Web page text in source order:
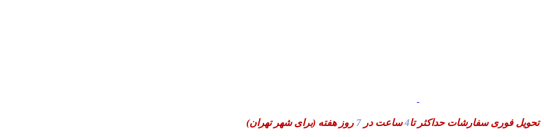
تحویل فوری سفارشات حداکثر تا4ساعت در7 روز هفته (برای شهر تهران)